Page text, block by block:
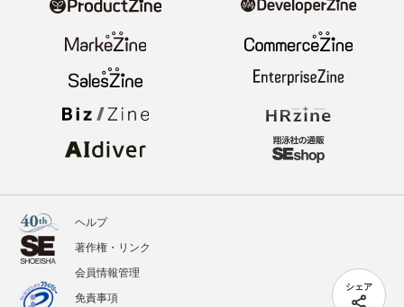
シェア
ヘルプ
著作権・リンク
会員情報管理
免責事項